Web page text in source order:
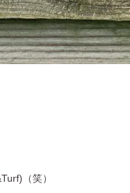
（笑）